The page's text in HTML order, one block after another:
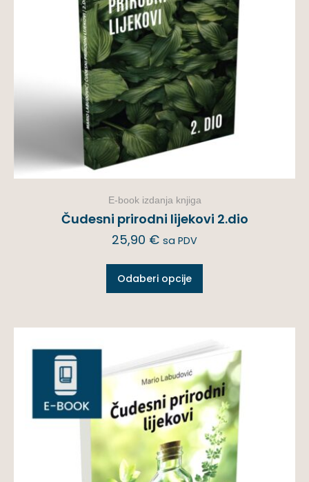
E-book izdanja knjiga
Čudesni prirodni lijekovi 2.dio
25,90 € sa PDV
Odaberi opcije